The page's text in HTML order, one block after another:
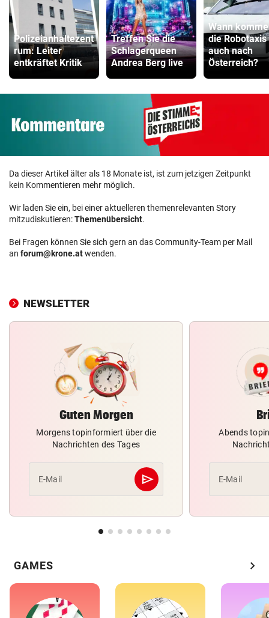
Polizeianhaltezent
rum: Leiter
entkräftet Kritik
Treffen Sie die
Schlagerqueen
Andrea Berg live
Wann
die Robotaxis
auch nach
Österreich?
Da dieser Artikel älter als 18 Monate ist, ist zum jetzigen Zeitpunkt
kein Kommentieren mehr möglich.
Wir laden Sie ein, bei einer aktuelleren themenrelevanten Story
mitzudiskutieren:Themenübersicht.
Bei Fragen können Sie sich gern an das Community-Team per Mail
an forum@krone.atwenden.
NEWSLETTER
Guten Morgen
Morgens topinformiert über die
Nachrichten des Tages
E-Mail send
Abschicken
Abends
E-Mail
GAMES chevron_right